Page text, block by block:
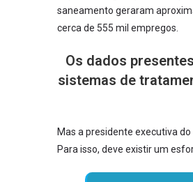
saneamento geraram
cerca de 555 mil empregos.
Os dados
sistemas de
Mas a presidente executiva
Para isso, deve existir um